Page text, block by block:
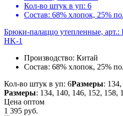
Кол-во штук в уп: 6
Состав: 68% хлопок, 25%
Брюки-палаццо утепленные,
HK-1
Производство: Китай
Состав: 68% хлопок, 25%
Кол-во штук в уп: 6Размеры:
Размеры: 134, 140, 146, 152, 158,
Цена оптом
1 395 руб.